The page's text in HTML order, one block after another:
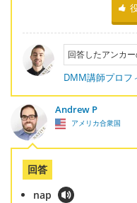
回答したアンカー
DMM講師プロフ
Andrew P
アメリカ合衆国
回答
nap